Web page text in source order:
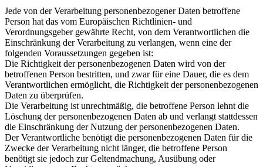
Jede von der Verarbeitung personenbezogener Daten betroffene
Person hat das vom Europäischen Richtlinien- und
Verordnungsgeber gewährte Recht, von dem Verantwortlichen die
Einschränkung der Verarbeitung zu verlangen, wenn eine der
folgenden Voraussetzungen gegeben ist:
Die Richtigkeit der personenbezogenen Daten wird von der
betroffenen Person bestritten, und zwar für eine Dauer, die es dem
Verantwortlichen ermöglicht, die Richtigkeit der personenbezogenen
Daten zu überprüfen.
Die Verarbeitung ist unrechtmäßig, die betroffene Person lehnt die
Löschung der personenbezogenen Daten ab und verlangt stattdessen
die Einschränkung der Nutzung der personenbezogenen Daten.
Der Verantwortliche benötigt die personenbezogenen Daten für die
Zwecke der Verarbeitung nicht länger, die betroffene Person
benötigt sie jedoch zur Geltendmachung, Ausübung oder